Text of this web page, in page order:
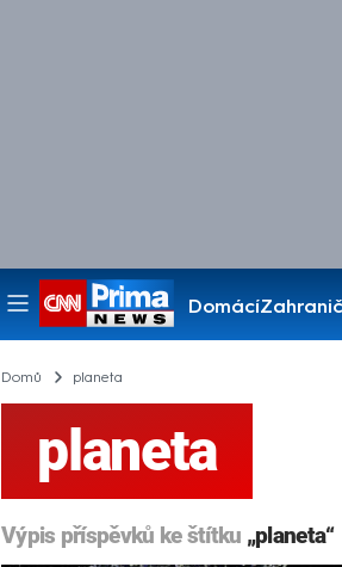
Domácí
Pořady
Domů planeta
planeta
Výpis příspěvků ke štítku „planeta“